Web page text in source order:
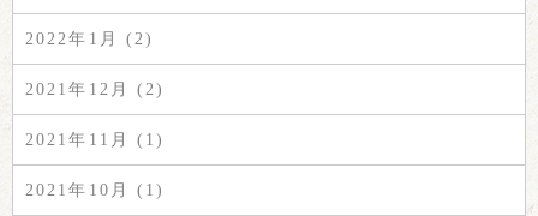
2022年1月 (2)
2021年12月 (2)
2021年11月 (1)
2021年10月 (1)